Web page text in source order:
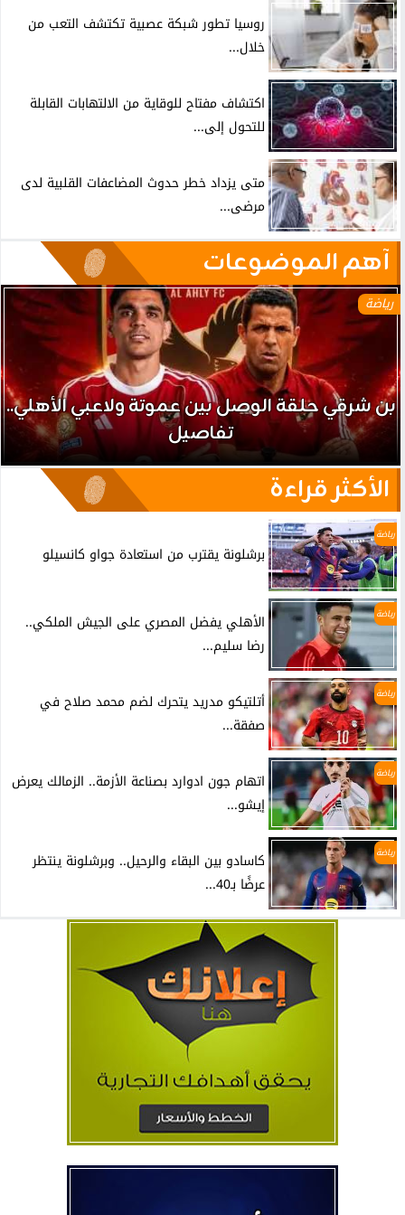
روسيا تطور شبكة عصبية تكتشف التعب من
خلال...
اكتشاف مفتاح للوقاية من الالتهابات القابلة
للتحول إلى...
متى يزداد خطر حدوث المضاعفات القلبية لدى
مرضى...
آهم الموضوعات
رياضة
بن شرقي حلقة الوصل بين عموتة ولاعبي الأهلي..
تفاصيل
الأكثر قراءة
رياضة
برشلونة يقترب من استعادة جواو كانسيلو
رياضة
الأهلي يفضل المصري على الجيش الملكي..
رضا سليم...
رياضة
أتلتيكو مدريد يتحرك لضم محمد صلاح في
صفقة...
رياضة
اتهام جون ادوارد بصناعة الأزمة.. الزمالك يعرض
إيشو...
رياضة
كاسادو بين البقاء والرحيل.. وبرشلونة ينتظر
عرضًا بـ40...